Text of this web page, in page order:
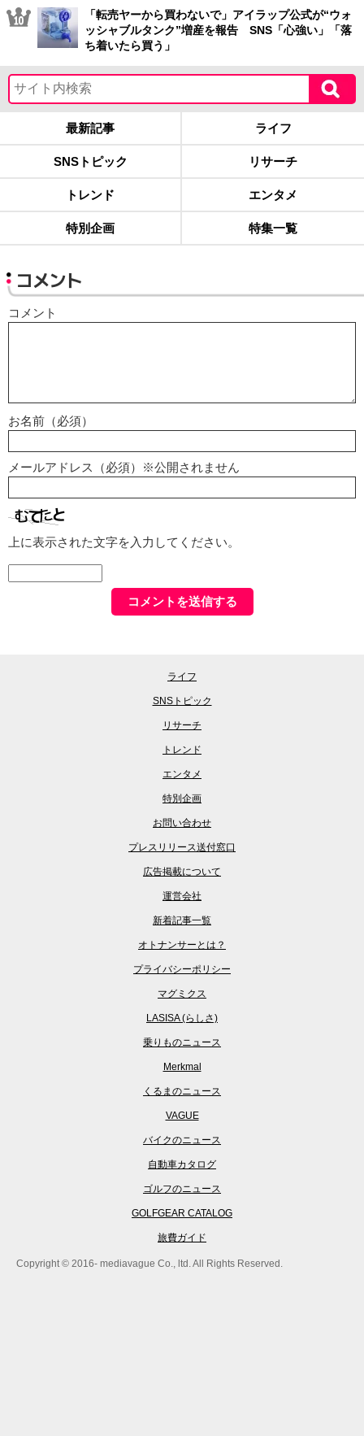
「転売ヤーから買わないで」アイラップ公式が“ウォ
ッシャブルタンク”増産を報告 SNS「心強い」「落
ち着いたら買う」
最新記事 ライフ
SNSトピック リサーチ
トレンド エンタメ
特別企画 特集一覧
コメント
コメント
お名前（必須）
メールアドレス（必須）※公開されません
上に表示された文字を入力してください。
ライフ
SNSトピック
リサーチ
トレンド
エンタメ
特別企画
お問い合わせ
プレスリリース送付窓口
広告掲載について
運営会社
新着記事一覧
オトナンサーとは？
プライバシーポリシー
マグミクス
LASISA (らしさ)
乗りものニュース
Merkmal
くるまのニュース
VAGUE
バイクのニュース
自動車カタログ
ゴルフのニュース
GOLFGEAR CATALOG
旅費ガイド
Copyright © 2016- mediavague Co., ltd. All Rights Reserved.